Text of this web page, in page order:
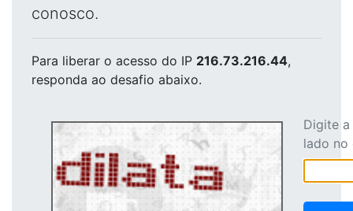
conosco.
Para liberar o acesso do IP 216.73.216.44,
responda ao desafio abaixo.
Digite
lado no